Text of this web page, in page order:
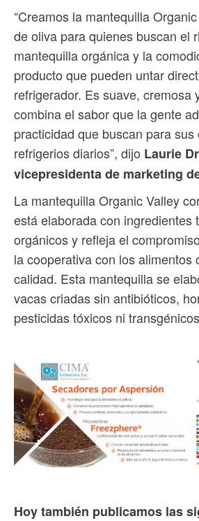
“Creamos la mantequilla
de oliva para quienes buscan el
mantequilla orgánica y la
producto que pueden untar
refrigerador. Es suave, cremosa
combina el sabor que la gente
practicidad que buscan para sus
refrigerios diarios”, dijo Laurie
vicepresidenta de marketing
La mantequilla Organic Valley
está elaborada con ingredientes
orgánicos y refleja el
la cooperativa con los alimentos
calidad. Esta mantequilla se
vacas criadas sin antibióticos,
pesticidas tóxicos ni
Hoy también publicamos las